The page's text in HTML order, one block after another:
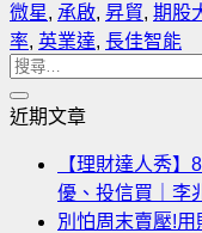
微星, 承啟, 昇貿, 期股
率, 英業達, 長佳智能
近期文章
【理財達人秀
優、投信買｜李
別怕周末賣壓!